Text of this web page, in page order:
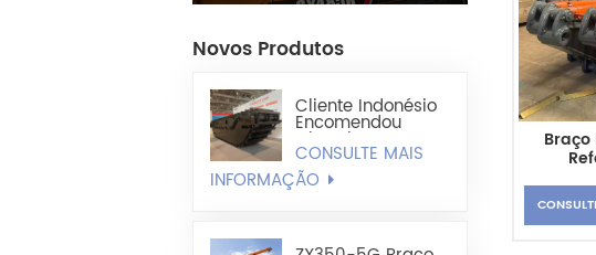
Novos Produtos
Cliente Indonésio
Encomendou
Chassi De
Escavadeira
Anfíbia
Totalmente
CONSULTE MAIS
INFORMAÇÃO
Braço